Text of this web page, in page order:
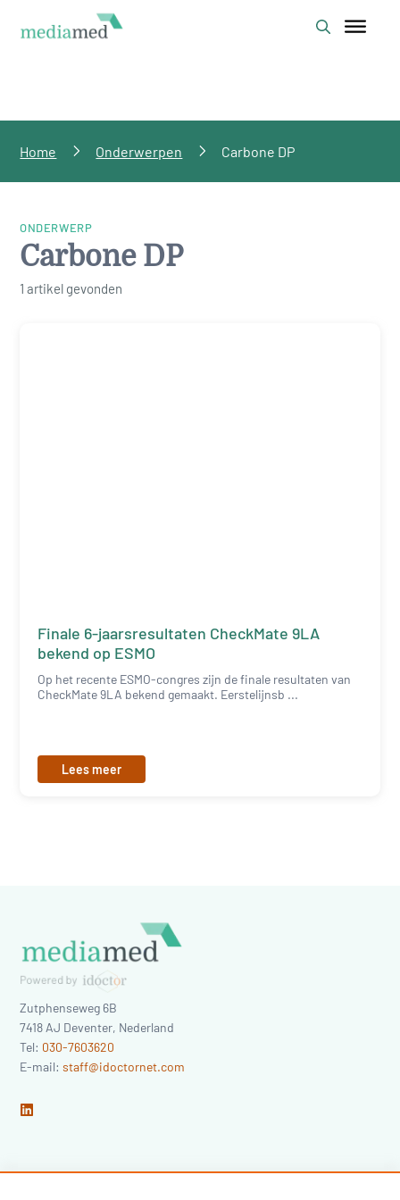
Home Onderwerpen Carbone DP
ONDERWERP
Carbone DP
1 artikel gevonden
Finale 6-jaarsresultaten CheckMate 9LA
bekend op ESMO
Op het recente ESMO-congres zijn de finale resultaten van
CheckMate 9LA bekend gemaakt. Eerstelijnsb ...
Lees meer
Zutphenseweg 6B
7418 AJ Deventer, Nederland
Tel: 030-7603620
E-mail:staff@idoctornet.com